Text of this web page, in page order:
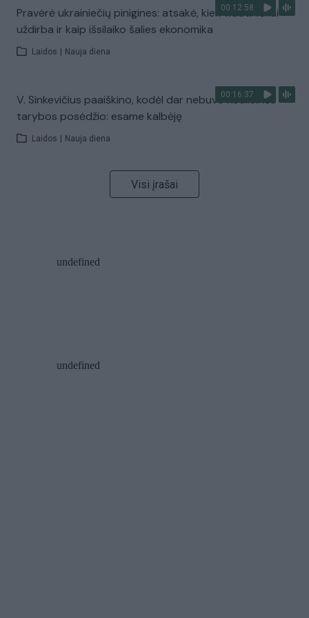
00:12:58
Pravėrė ukrainiečių pinigines: atsakė, kiek vidutiniškai
uždirba ir kaip išsilaiko šalies ekonomika
Laidos Nauja diena
00:16:37
V. Sinkevičius paaiškino, kodėl dar nebuvo Koalicinės
tarybos posėdžio: esame kalbėję
Laidos Nauja diena
Visi įrašai